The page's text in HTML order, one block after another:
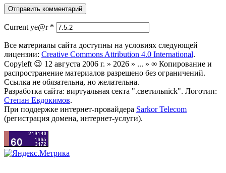
Current ye@r *
Все материалы сайта доступны на условиях следующей
лицензии: Creative Commons Attribution 4.0 International.
Copyleft 😉 12 августа 2006 г. » 2026 » ... » ∞ Копирование и
распространение материалов разрешено без ограничений.
Ссылка не обязательна, но желательна.
Разработка сайта: виртуальная секта ".светильnick". Логотип:
Степан Евдокимов.
При поддержке интернет-провайдера Sarkor Telecom
(регистрация домена, интернет-услуги).